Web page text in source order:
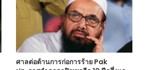
ศาลต่อต้านการก่อการร้าย Pak